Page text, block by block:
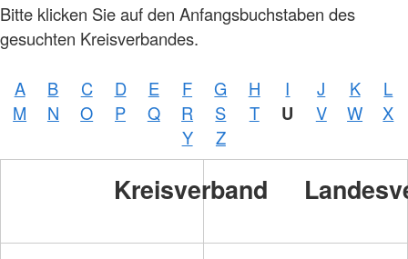
Bitte klicken Sie auf den Anfangsbuchstaben des
gesuchten Kreisverbandes.
A B C D E F G H I J K
L
M
N O P Q R S T U V W
X
Y
Z
Kreisverband